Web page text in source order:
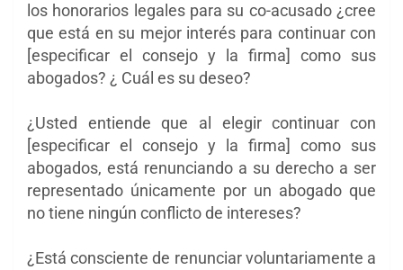
los honorarios legales para su co-acusado ¿cree
que está en su mejor interés para continuar con
[especificar el consejo y la firma] como sus
abogados? ¿ Cuál es su deseo?
¿Usted entiende que al elegir continuar con
[especificar el consejo y la firma] como sus
abogados, está renunciando a su derecho a ser
representado únicamente por un abogado que
no tiene ningún conflicto de intereses?
¿Está consciente de renunciar voluntariamente a